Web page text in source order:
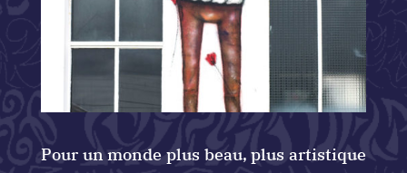
Pour un monde plus beau, plus artistique